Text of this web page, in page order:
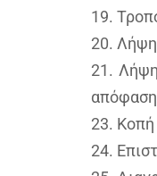
19.
20.
21.
23.
24.